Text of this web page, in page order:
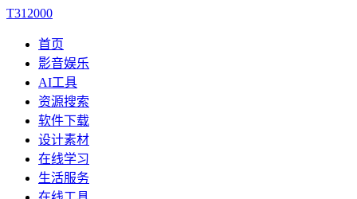
T312000
首页
影音娱乐
AI工具
资源搜索
软件下载
设计素材
在线学习
生活服务